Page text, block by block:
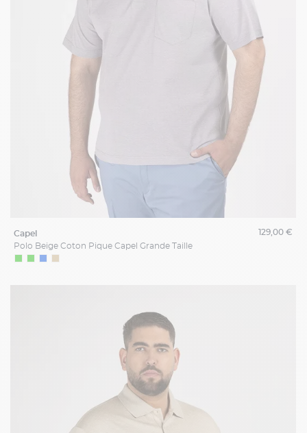
capel
Polo Beige Coton Pique Capel Grande Taille
129,00 €